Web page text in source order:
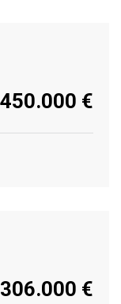
450.000 €
306.000 €